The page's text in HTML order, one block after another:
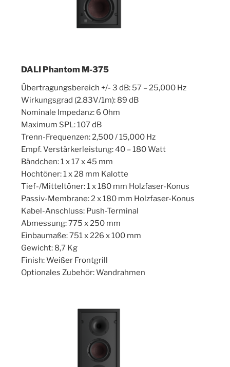
DALI Phantom M-375
Übertragungsbereich +/- 3 dB: 57 – 25,000 Hz
Wirkungsgrad (2.83V/1m): 89 dB
Nominale Impedanz: 6 Ohm
Maximum SPL: 107 dB
Trenn-Frequenzen: 2,500 / 15,000 Hz
Empf. Verstärkerleistung: 40 – 180 Watt
Bändchen: 1 x 17 x 45 mm
Hochtöner: 1 x 28 mm Kalotte
Tief-/Mitteltöner: 1 x 180 mm Holzfaser-Konus
Passiv-Membrane: 2 x 180 mm Holzfaser-Konus
Kabel-Anschluss: Push-Terminal
Abmessung: 775 x 250 mm
Einbaumaße: 751 x 226 x 100 mm
Gewicht: 8,7 Kg
Finish: Weißer Frontgrill
Optionales Zubehör: Wandrahmen